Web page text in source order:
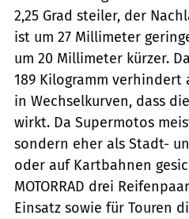
2,25 Grad steiler, der
ist um 27 Millimeter
um 20 Millimeter kürzer.
189 Kilogramm verhindert
in Wechselkurven, dass
wirkt. Da Supermotos
sondern eher als Stadt-
oder auf Kartbahnen
MOTORRAD drei
Einsatz sowie für Touren